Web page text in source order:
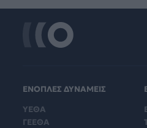
ΕΝΟΠΛΕΣ ΔΥΝΑΜΕΙΣ
ΥΕΘΑ
ΓΕΕΘΑ